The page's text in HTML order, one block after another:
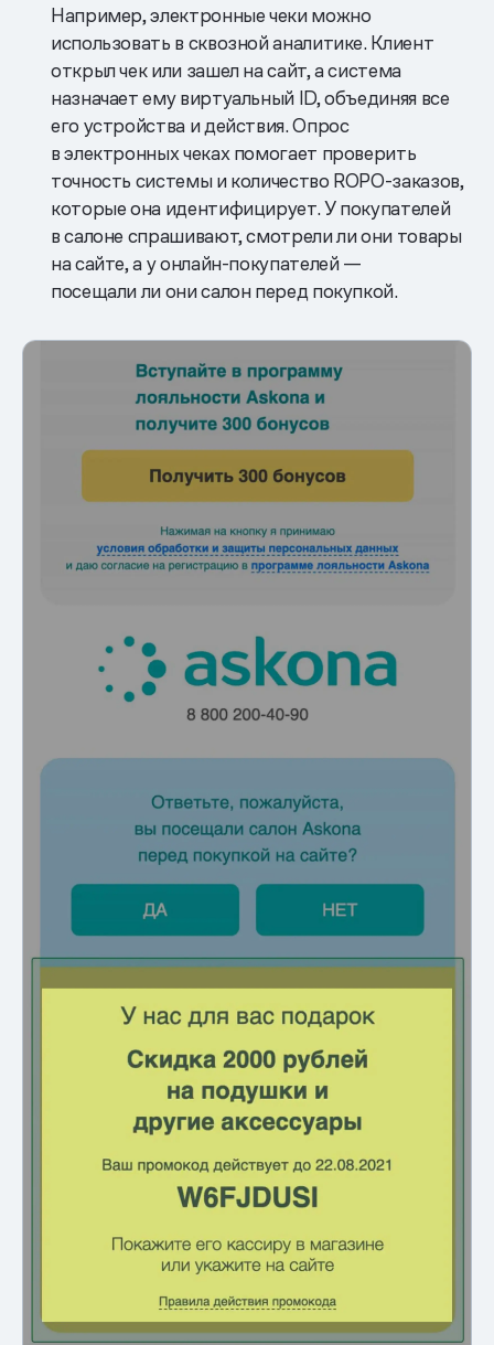
Например, электронные чеки можно
использовать в сквозной аналитике. Клиент
открыл чек или зашел на сайт, а система
назначает ему виртуальный ID, объединяя все
его устройства и действия. Опрос
в электронных чеках помогает проверить
точность системы и количество ROPO-заказов,
которые она идентифицирует. У покупателей
в салоне спрашивают, смотрели ли они товары
на сайте, а у онлайн-покупателей —
посещали ли они салон перед покупкой.